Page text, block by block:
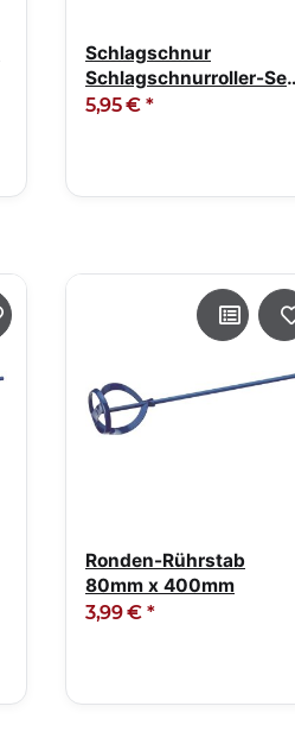
Schlagschnur
Schlagschnurroller-Set
mit Pulver 3-teilig
5,95 € *
Ronden-Rührstab
80mm x 400mm
3,99 € *